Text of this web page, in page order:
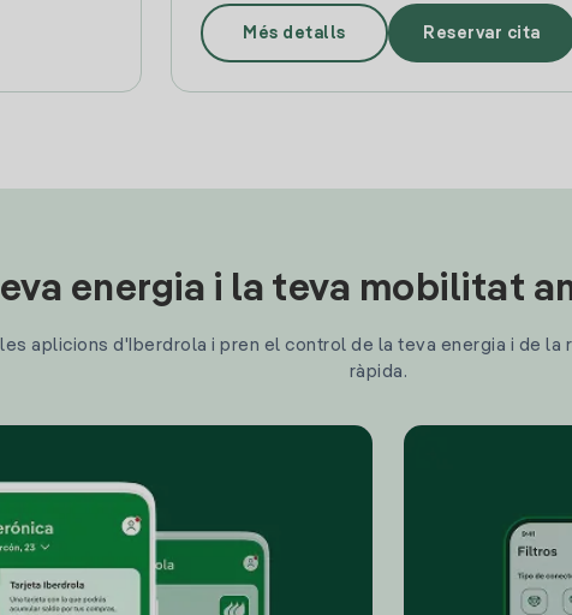
Més detalls Reservar cita
energia i la teva mobilitat
aplicions d'Iberdrola i pren el control de la teva energia i de
ràpida.